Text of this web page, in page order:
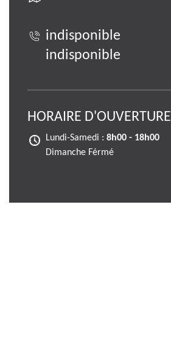
indisponible
indisponible
HORAIRE D'OUVERTURE
Lundi-Samedi : 8h00 - 18h00
Dimanche Férmé